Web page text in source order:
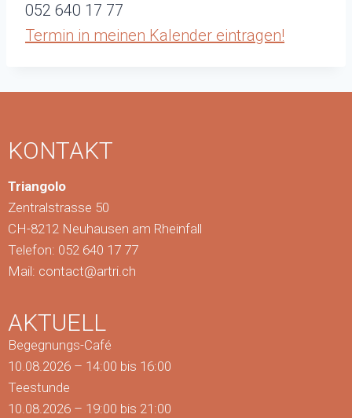
052 640 17 77
Termin in meinen Kalender eintragen!
KONTAKT
Triangolo
Zentralstrasse 50
CH-8212 Neuhausen am Rheinfall
Telefon: 052 640 17 77
Mail: contact@artri.ch
AKTUELL
Begegnungs-Café
10.08.2026 – 14:00 bis 16:00
Teestunde
10.08.2026 – 19:00 bis 21:00